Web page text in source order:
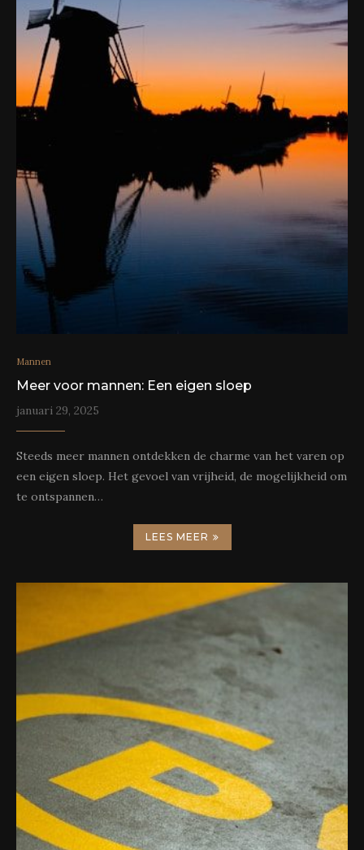
Mannen
Meer voor mannen: Een eigen sloep
januari 29, 2025
Steeds meer mannen ontdekken de charme van het varen op
een eigen sloep. Het gevoel van vrijheid, de mogelijkheid om
te ontspannen…
LEES MEER